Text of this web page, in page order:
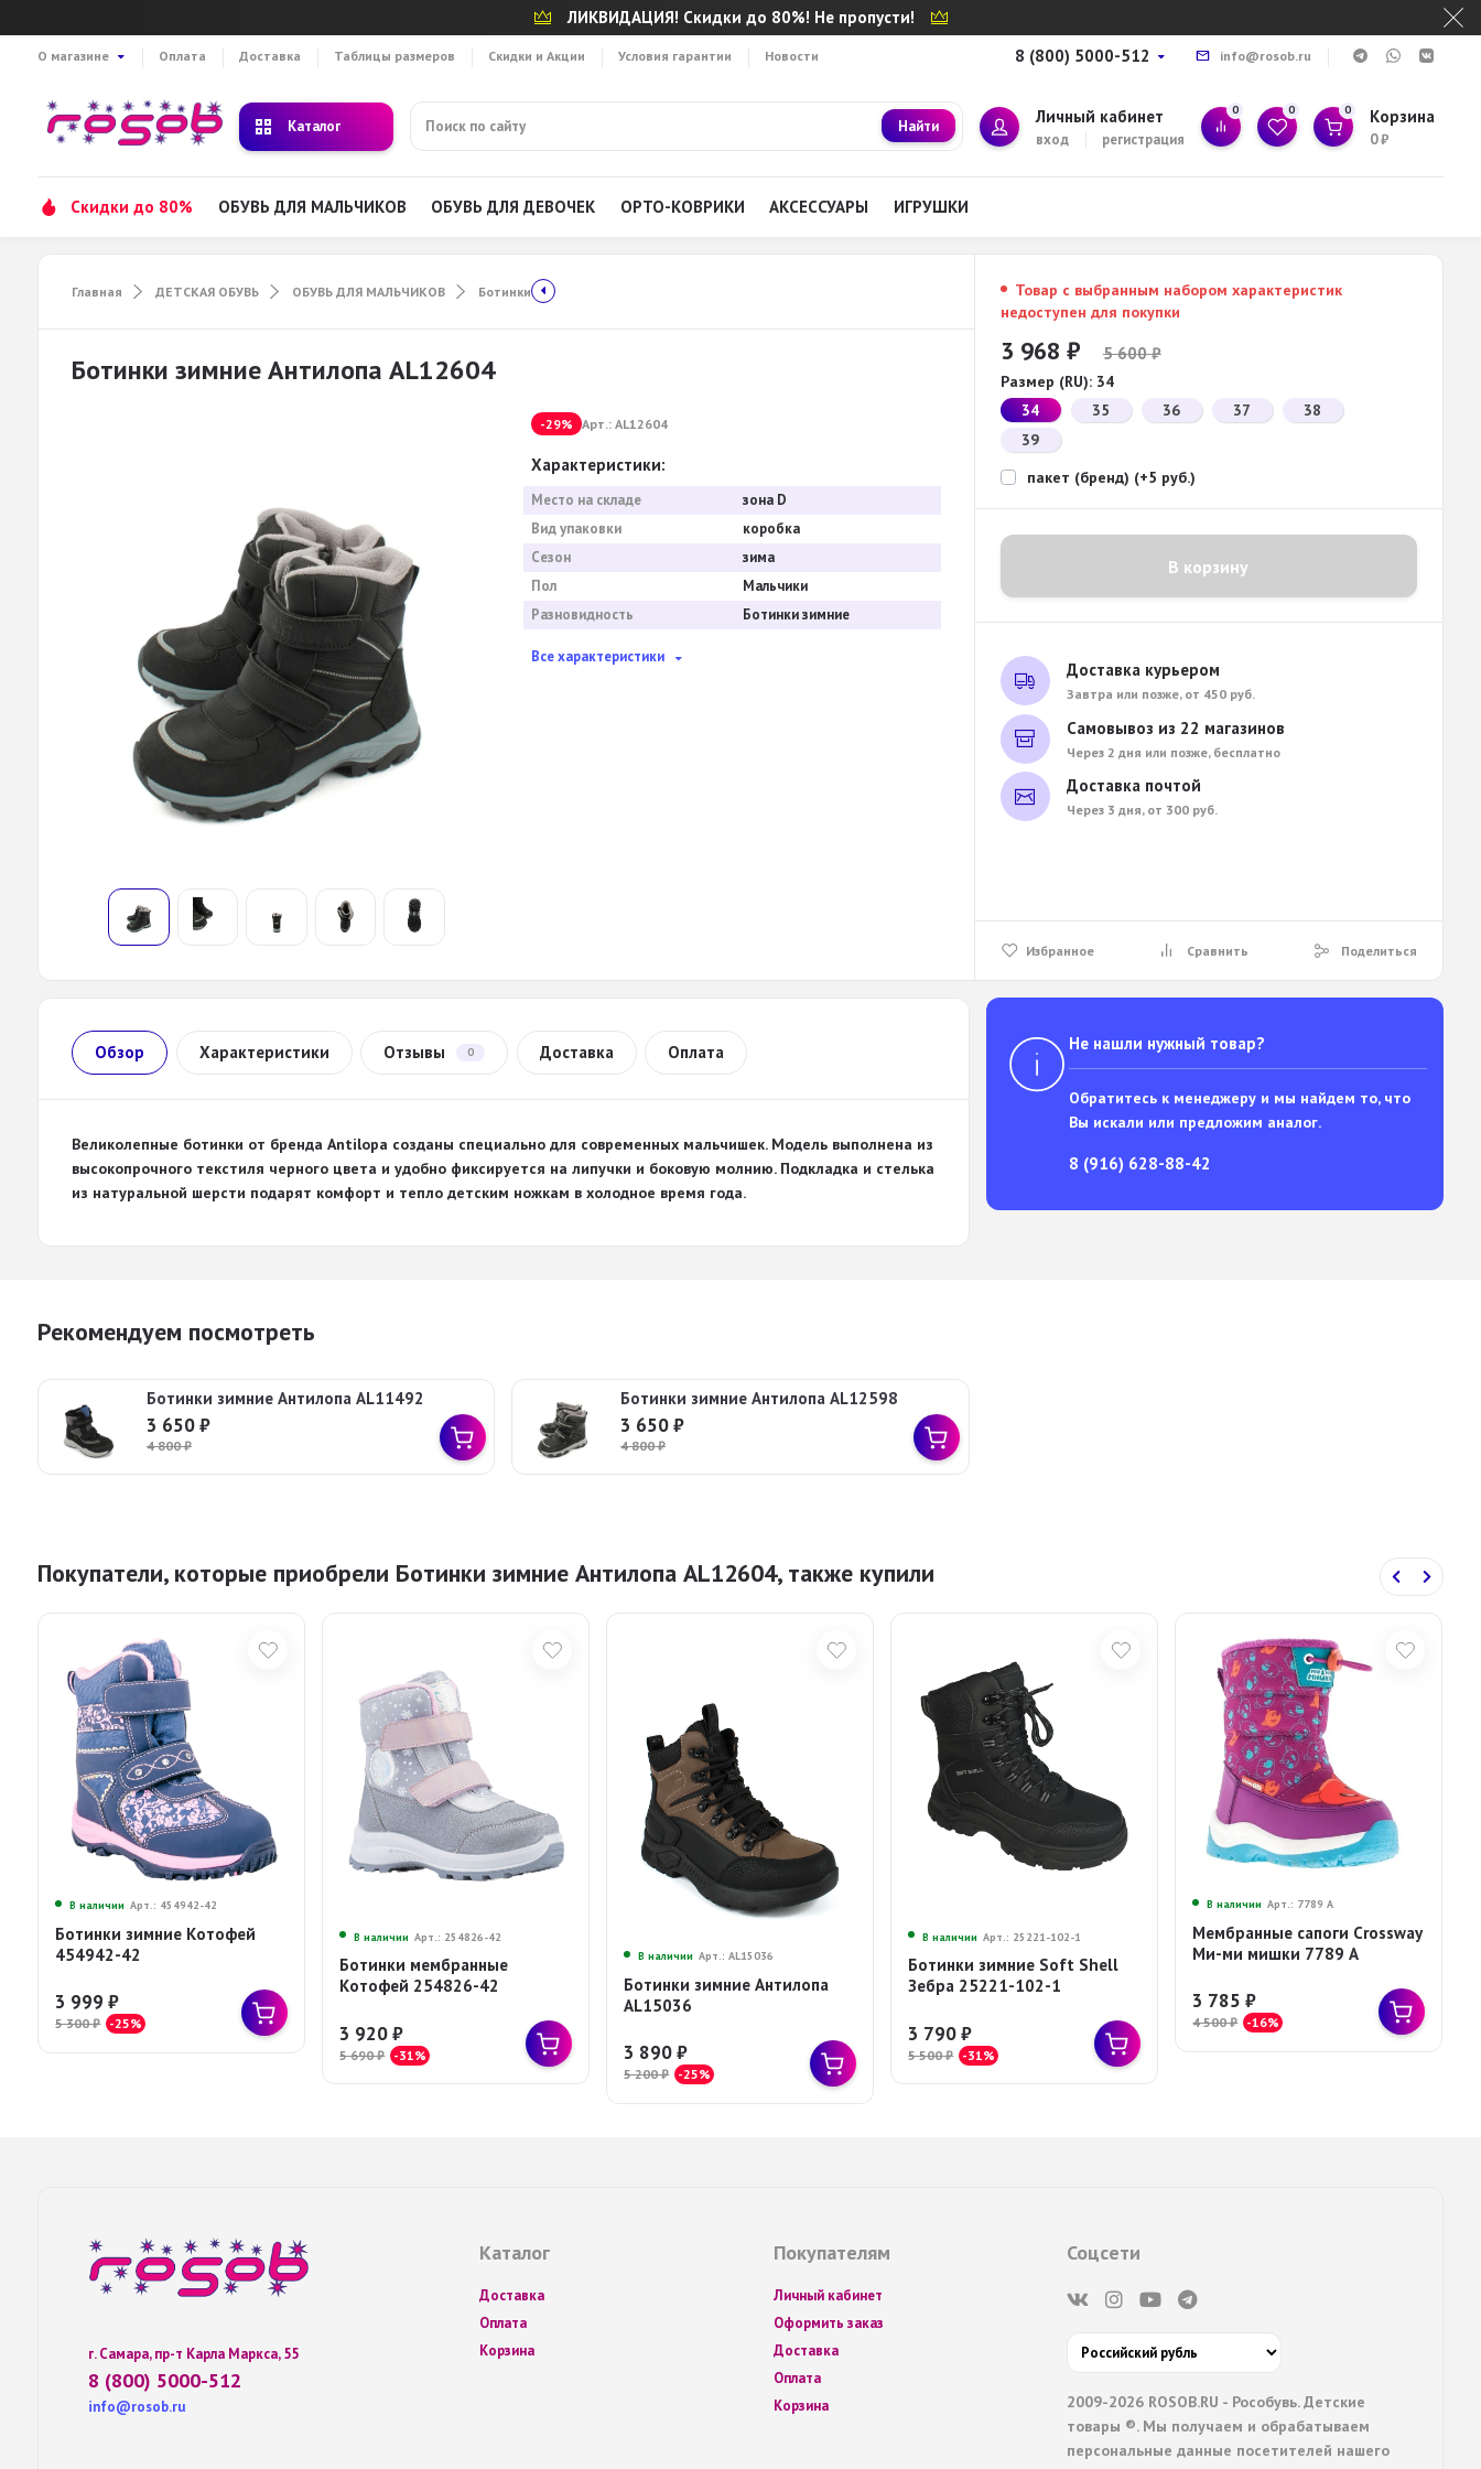
ЛИКВИДАЦИЯ! Скидки до 80%! Не пропусти!
О магазине Оплата Доставка Таблицы размеров Скидки и Акции Условия гарантии Новости 8 (800) 5000-512 info@rosob.ru
Каталог Найти Личный кабинет
вход регистрация
0 0 0 Корзина
0₽
Скидки до 80% ОБУВЬ ДЛЯ МАЛЬЧИКОВ ОБУВЬ ДЛЯ ДЕВОЧЕК ОРТО-КОВРИКИ АКСЕССУАРЫ ИГРУШКИ
Главная ДЕТСКАЯ ОБУВЬ ОБУВЬ ДЛЯ МАЛЬЧИКОВ Ботинки
Ботинки зимние Антилопа AL12604
-29% Арт.:AL12604
Характеристики:
Место на складе
зона D
Вид упаковки
коробка
Сезон
зима
Пол
Мальчики
Разновидность
Ботинки зимние
Все характеристики
Товар с выбранным набором характеристик
недоступен для покупки
3 968 ₽ 5 600₽
Размер (RU): 34
34
35 36 37
38
39
пакет (бренд) (+5 руб.)
В корзину
Доставка курьером
Завтра или позже, от 450 руб.
Самовывоз из 22 магазинов
Через 2 дня или позже, бесплатно
Доставка почтой
Через 3 дня, от 300 руб.
Избранное Сравнить Поделиться
Обзор Характеристики Отзывы 0 Доставка Оплата
Великолепные ботинки от бренда Antilopa созданы специально для современных мальчишек. Модель выполнена из
высокопрочного текстиля черного цвета и удобно фиксируется на липучки и боковую молнию. Подкладка и стелька
из натуральной шерсти подарят комфорт и тепло детским ножкам в холодное время года.
Не нашли нужный товар?
Обратитесь к менеджеру и мы найдем то, что
Вы искали или предложим аналог.
8 (916) 628-88-42
Рекомендуем посмотреть
Ботинки зимние Антилопа AL11492
3 650₽
4 800₽
Ботинки зимние Антилопа AL12598
3 650₽
4 800₽
Покупатели, которые приобрели Ботинки зимние Антилопа AL12604, также купили
В наличии Арт.: 454942-42
Ботинки зимние Котофей
454942-42
3 999₽
5 300₽ -25%
В наличии Арт.: 254826-42
Ботинки мембранные
Котофей 254826-42
3 920₽
5 690₽ -31%
В наличии Арт.: AL15036
Ботинки зимние Антилопа
AL15036
3 890₽
5 200₽ -25%
В наличии Арт.: 25221-102-1
Ботинки зимние Soft Shell
Зебра 25221-102-1
3 790₽
5 500₽ -31%
В наличии Арт.: 7789 А
Мембранные сапоги Crossway
Ми-ми мишки 7789 А
3 785₽
4 500₽ -16%
г. Самара, пр-т Карла Маркса, 55
8 (800) 5000-512
info@rosob.ru
Каталог
Доставка
Оплата
Корзина
Покупателям
Личный кабинет
Оформить заказ
Доставка
Оплата
Корзина
Соцсети
2009-2026 ROSOB.RU - Рособувь. Детские
товары ®. Мы получаем и обрабатываем
персональные данные посетителей нашего